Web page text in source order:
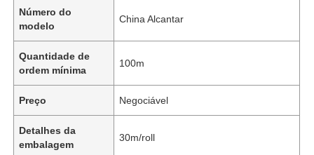
Número do
modelo
China Alcantar
Quantidade de
ordem mínima
100m
Preço Negociável
Detalhes da
embalagem
30m/roll